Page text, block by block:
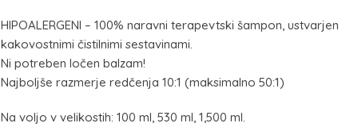
HIPOALERGENI – 100% naravni terapevtski šampon,
kakovostnimi čistilnimi sestavinami.
Ni potreben ločen balzam!
Najboljše razmerje redčenja 10:1 (maksimalno 50:1)
Na voljo v velikostih: 100 ml, 530 ml, 1,500 ml.